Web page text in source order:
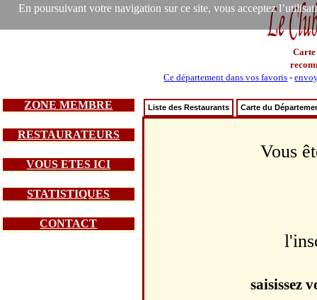
En poursuivant votre navigation sur ce site, vous acceptez
Carte
Ce département dans vos favoris -
ZONE MEMBRE
RESTAURATEURS
VOUS ETES ICI
STATISTIQUES
CONTACT
Liste des Restaurants Carte du
Vous
saisissez